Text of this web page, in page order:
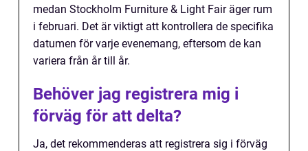
medan Stockholm Furniture & Light Fair äger rum
i februari. Det är viktigt att kontrollera de specifika
datumen för varje evenemang, eftersom de kan
variera från år till år.
Behöver jag registrera mig i
förväg för att delta?
Ja, det rekommenderas att registrera sig i förväg